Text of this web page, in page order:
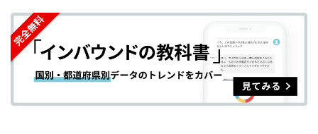
シ
ェ
ア
す
る
シ
ェ
ア
す
る
ク
マ
ー
ク
に
購
読
す
る
録
す